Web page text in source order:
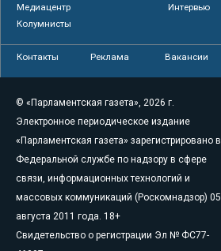
Медиацентр
Интервью
Колумнисты
Контакты Реклама Вакансии
© «Парламентская газета», 2026 г.
Электронное периодическое издание
«Парламентская газета» зарегистрировано в
Федеральной службе по надзору в сфере
связи, информационных технологий и
массовых коммуникаций (Роскомнадзор) 05
августа 2011 года. 18+
Свидетельство о регистрации Эл № ФС77-